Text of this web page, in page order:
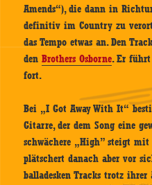
Amends“), die dann in
definitiv im Country zu
das Tempo etwas an. Den
denBrothers Osborne. Er führt
fort.
Bei „I Got Away With It“
Gitarre, der dem Song eine
schwächere „High” steigt
plätschert danach aber vor
balladesken Tracks trotz